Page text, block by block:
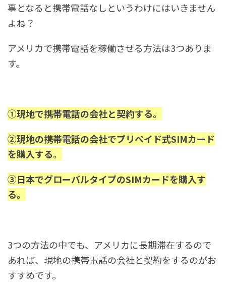
事となると携帯電話なしというわけにはいきません
よね？
アメリカで携帯電話を稼働させる方法は3つありま
す。
①現地で携帯電話の会社と契約する。
②現地の携帯電話の会社でプリペイド式SIMカード
を購入する。
③日本でグローバルタイプのSIMカードを購入す
る。
3つの方法の中でも、アメリカに長期滞在するので
あれば、現地の携帯電話の会社と契約をするのがお
すすめです。